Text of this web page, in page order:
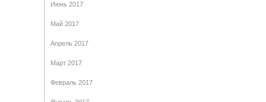
Июнь 2017
Май 2017
Апрель 2017
Март 2017
Февраль 2017